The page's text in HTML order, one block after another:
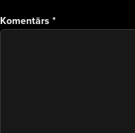
Komentārs *